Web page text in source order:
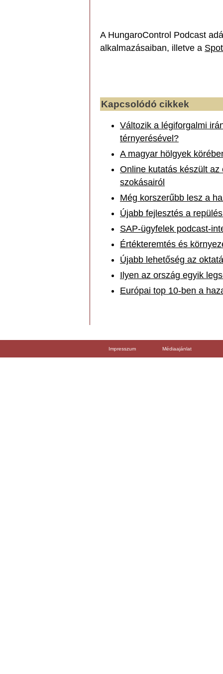
A HungaroControl Podcast
alkalmazásaiban, illetve a
Kapcsolódó cikkek
Változik a légiforgalmi
térnyerésével?
A magyar hölgyek
Online kutatás készült
szokásairól
Még korszerűbb lesz a
Újabb fejlesztés a
SAP-ügyfelek podcast-
Értékteremtés és
Újabb lehetőség az
Ilyen az ország egyik
Európai top 10-ben a
Impresszum Médiaajánlat